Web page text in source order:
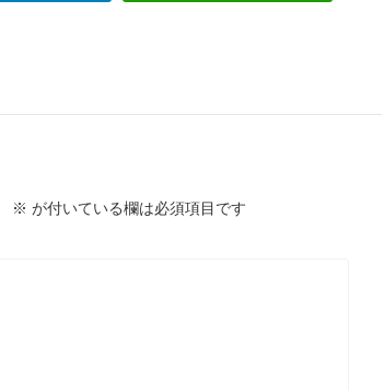
※ が付いている欄は必須項目です